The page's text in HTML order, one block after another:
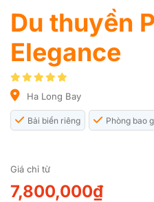
Du thuyền
Elegance
Ha Long Bay
Bải biển riêng Phòng bao
Giá chỉ từ
7,800,000₫